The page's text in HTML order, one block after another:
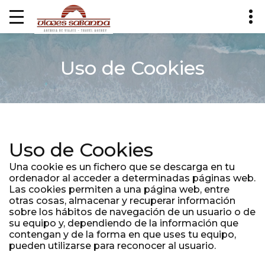
Uso de Cookies
Uso de Cookies
Una cookie es un fichero que se descarga en tu
ordenador al acceder a determinadas páginas web.
Las cookies permiten a una página web, entre
otras cosas, almacenar y recuperar información
sobre los hábitos de navegación de un usuario o de
su equipo y, dependiendo de la información que
contengan y de la forma en que uses tu equipo,
pueden utilizarse para reconocer al usuario.